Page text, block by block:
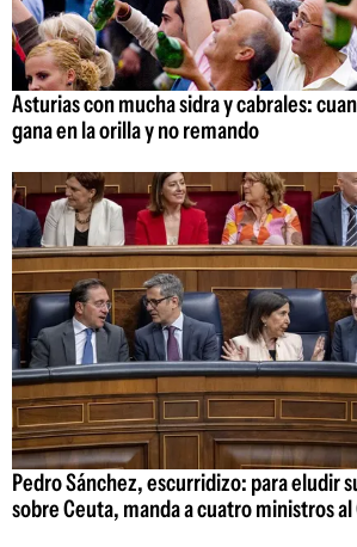
Asturias con mucha sidra y cabrales:
gana en la orilla y no remando
Pedro Sánchez, escurridizo: para eludir
sobre Ceuta, manda a cuatro ministros